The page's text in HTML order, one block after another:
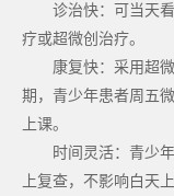
诊治快：可当天
疗或超微创治疗。
康复快：采用超
期，青少年患者周五
上课。
时间灵活：青少
上复查，不影响白